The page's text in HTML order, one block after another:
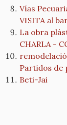
Vías
VISITA al
La obra
CHARLA -
Partidos de
Beti-Jai